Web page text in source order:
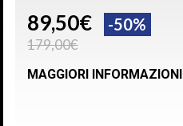
89,50€ -50%
179,00€
MAGGIORI INFORMAZIONI